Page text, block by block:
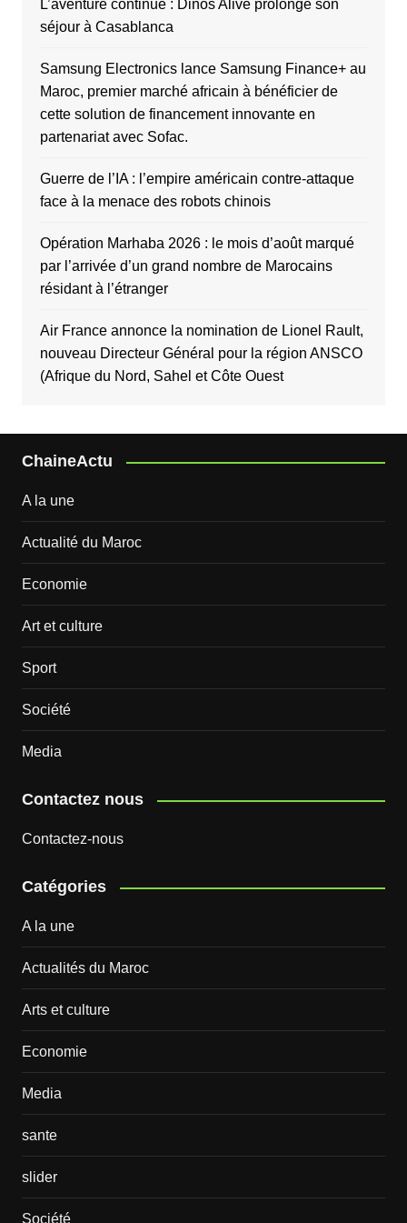
L’aventure continue : Dinos Alive prolonge son
séjour à Casablanca
Samsung Electronics lance Samsung Finance+ au
Maroc, premier marché africain à bénéficier de
cette solution de financement innovante en
partenariat avec Sofac.
Guerre de l’IA : l’empire américain contre-attaque
face à la menace des robots chinois
Opération Marhaba 2026 : le mois d’août marqué
par l’arrivée d’un grand nombre de Marocains
résidant à l’étranger
Air France annonce la nomination de Lionel Rault,
nouveau Directeur Général pour la région ANSCO
(Afrique du Nord, Sahel et Côte Ouest
ChaineActu
A la une
Actualité du Maroc
Economie
Art et culture
Sport
Société
Media
Contactez nous
Contactez-nous
Catégories
A la une
Actualités du Maroc
Arts et culture
Economie
Media
sante
slider
Société